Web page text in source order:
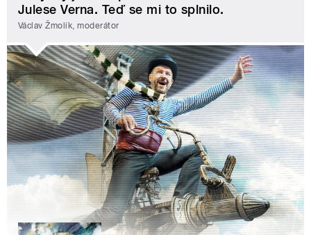
Julese Verna. Teď se mi to splnilo.
Václav Žmolík, moderátor